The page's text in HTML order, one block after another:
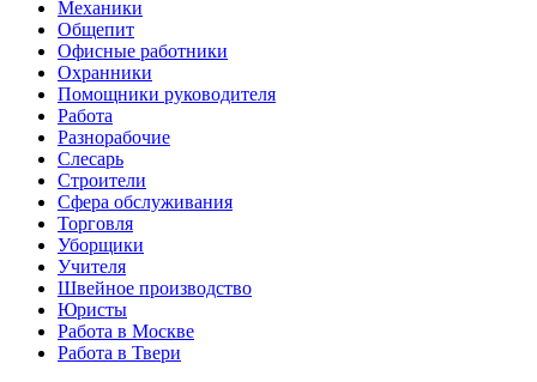
Механики
Общепит
Офисные работники
Охранники
Помощники руководителя
Работа
Разнорабочие
Слесарь
Строители
Сфера обслуживания
Торговля
Уборщики
Учителя
Швейное производство
Юристы
Работа в Москве
Работа в Твери